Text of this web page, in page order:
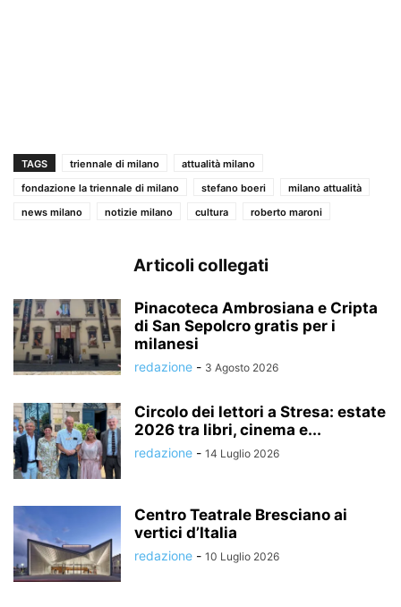
TAGS triennale di milano
attualità milano
fondazione la triennale di milano
stefano boeri
milano attualità
news milano
notizie milano cultura roberto maroni
Articoli collegati
Pinacoteca Ambrosiana e Cripta
di San Sepolcro gratis per i
milanesi
redazione - 3 Agosto 2026
Circolo dei lettori a Stresa: estate
2026 tra libri, cinema e...
redazione - 14 Luglio 2026
Centro Teatrale Bresciano ai
vertici d’Italia
redazione - 10 Luglio 2026